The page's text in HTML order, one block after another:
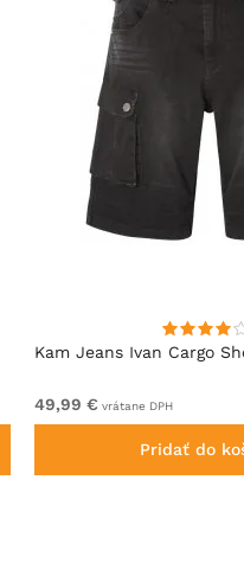
Kam Jeans Ivan Cargo
49,99 € vrátane DPH
Pridať do